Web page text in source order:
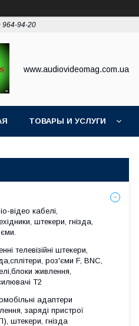
964-94-20
www.audiovideomag.com.ua
ТОВАРЫ И УСЛУГИ
відео кабелі,
штекери, гнізда,
телевізійні штекери,
роз'єми F, BNC,
живлення,
Т2
адаптери
заряді пристрої
штекери, гнізда